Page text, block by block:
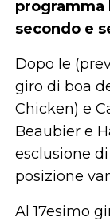
programma
secondo e
Dopo le
giro di boa
Chicken) e
Beaubier e
esclusione di
posizione
Al 17esimo